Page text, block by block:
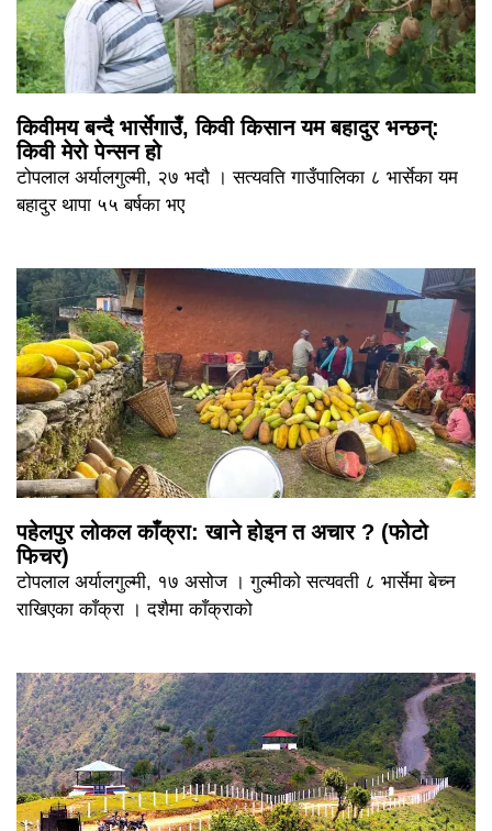
किवीमय बन्दै भार्सेगाउँ, किवी किसान यम बहादुर भन्छन्:
किवी मेरो पेन्सन हो
टोपलाल अर्यालगुल्मी, २७ भदौ । सत्यवति गाउँपालिका ८ भार्सेका यम
बहादुर थापा ५५ बर्षका भए
पहेलपुर लोकल काँक्रा: खाने होइन त अचार ? (फोटो
फिचर)
टोपलाल अर्यालगुल्मी, १७ असोज । गुल्मीको सत्यवती ८ भार्सेमा बेच्न
राखिएका काँक्रा । दशैमा काँक्राको